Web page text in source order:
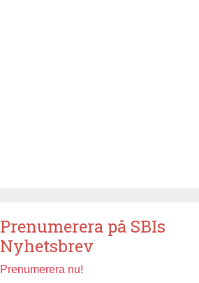
Prenumerera på SBIs
Nyhetsbrev
Prenumerera nu!